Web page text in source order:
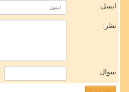
ایمیل:
نظر:
سوال: